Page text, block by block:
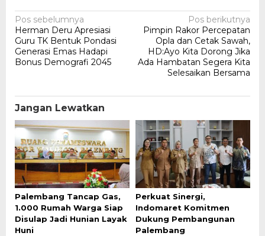
Navigasi
pos
Pos sebelumnya
Herman Deru Apresiasi
Guru TK Bentuk Pondasi
Generasi Emas Hadapi
Bonus Demografi 2045
Pos berikutnya
Pimpin Rakor Percepatan
Opla dan Cetak Sawah,
HD:Ayo Kita Dorong Jika
Ada Hambatan Segera Kita
Selesaikan Bersama
Jangan Lewatkan
Palembang Tancap Gas,
1.000 Rumah Warga Siap
Disulap Jadi Hunian Layak
Huni
Perkuat Sinergi,
Indomaret Komitmen
Dukung Pembangunan
Palembang